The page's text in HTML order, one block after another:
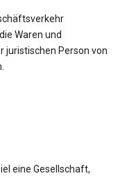
Waren und
juristischen Person von
eine Gesellschaft,